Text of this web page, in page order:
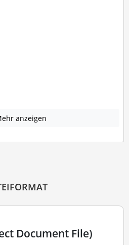
anzeigen
Document File)